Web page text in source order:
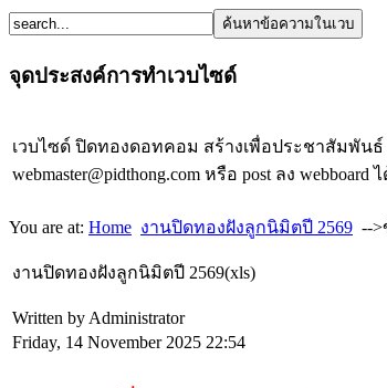
จุดประสงค์การทำเวบไซด์
เวบไซด์ ปิดทองดอทคอม สร้างเพื่อประชาสัมพั
webmaster@pidthong.com หรือ post ลง webboard
You are at: Home งานปิดทองฝังลูกนิมิตปี 2569 --
งานปิดทองฝังลูกนิมิตปี 2569(xls)
Written by Administrator
Friday, 14 November 2025 22:54